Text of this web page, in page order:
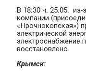
В 18:30 ч. 25.05. из-
компании
«Прочнокопская»)
электрической
электроснабжение
восстановлено.
Крымск: